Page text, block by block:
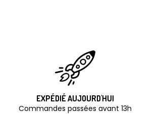
EXPÉDIÉ AUJOURD'HUI
Commandes passées avant 13h